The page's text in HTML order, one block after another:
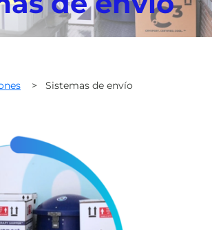
> Sistemas de envío